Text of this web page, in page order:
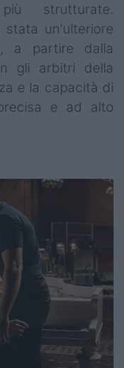
strutturate.
stata un'ulteriore
a partire dalla
gli arbitri della
e la capacità di
e ad alto